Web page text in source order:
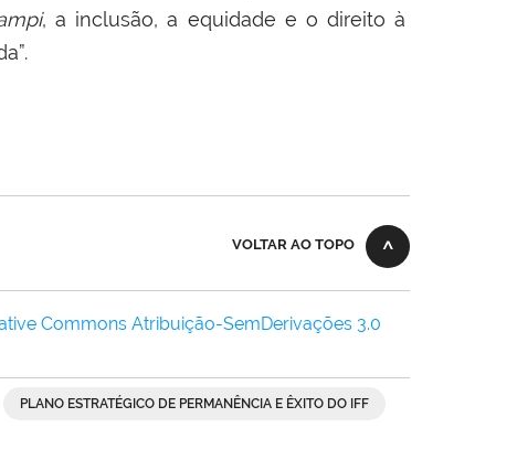
, a inclusão, a equidade e o direito à
VOLTAR AO TOPO
Commons Atribuição-SemDerivações 3.0
PLANO ESTRATÉGICO DE PERMANÊNCIA E ÊXITO DO IFF